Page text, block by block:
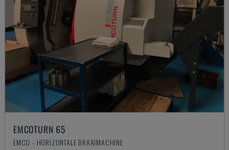
EMCOTURN 65
EMCO - HORIZONTALE DRAAIMACHINE